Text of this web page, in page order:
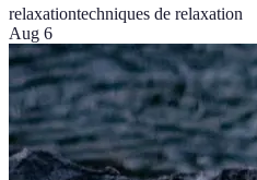
relaxationtechniques de relaxation
Aug 6